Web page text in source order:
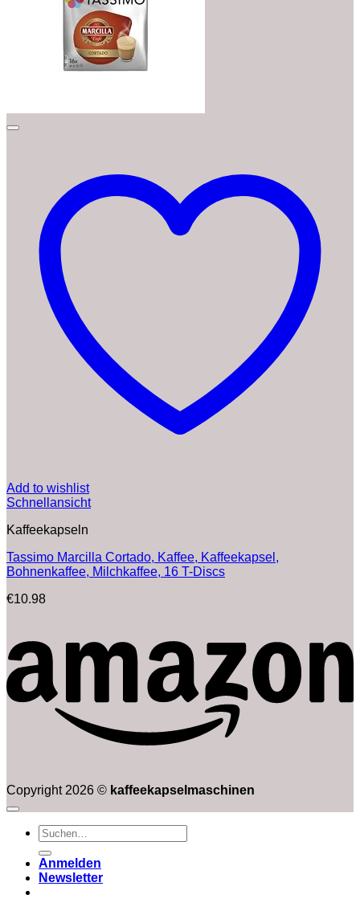
Add to wishlist
Schnellansicht
Kaffeekapseln
Tassimo Marcilla Cortado, Kaffee, Kaffeekapsel,
Bohnenkaffee, Milchkaffee, 16 T-Discs
€10.98
Copyright 2026 © kaffeekapselmaschinen
Suchen
nach:
Anmelden
Newsletter